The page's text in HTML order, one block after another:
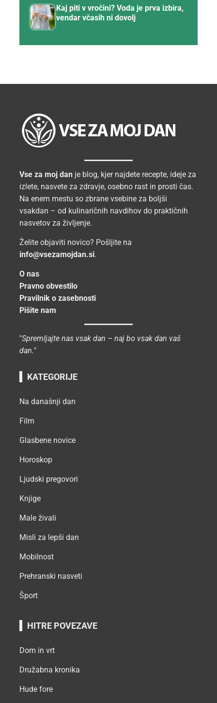
Kaj piti v vročini? Voda je prva izbira,
vendar včasih ni dovolj
Vse za moj dan je blog, kjer najdete recepte, ideje za
izlete, nasvete za zdravje, osebno rast in prosti čas.
Na enem mestu so zbrane vsebine za boljši
vsakdan – od kulinaričnih navdihov do praktičnih
nasvetov za življenje.
Želite objaviti novico? Pošljite na
info@vsezamojdan.si.
O nas
Pravno obvestilo
Pravilnik o zasebnosti
Pišite nam
"Spremljajte nas vsak dan – naj bo vsak dan vaš
dan."
KATEGORIJE
Na današnji dan
Film
Glasbene novice
Horoskop
Ljudski pregovori
Knjige
Male živali
Misli za lepši dan
Mobilnost
Prehranski nasveti
Šport
HITRE POVEZAVE
Dom in vrt
Družabna kronika
Hude fore